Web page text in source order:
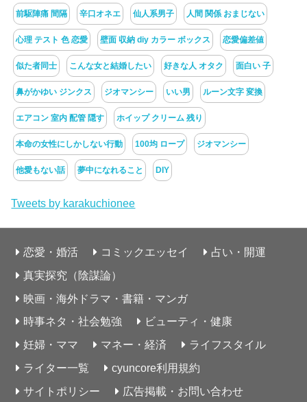
前駆陣痛 間隔 辛口オネエ 仙人系男子 人間 関係 おまじない
心理 テスト 色 恋愛 壁面 収納 diy カラー ボックス 恋愛偏差値
似た者同士 こんな女と結婚したい 好きな人 オタク 面白い 子
鼻がかゆい ジンクス ジオマンシー いい男 ルーン文字 変換
エアコン 室内 配管 隠す ホイップ クリーム 残り
本命の女性にしかしない行動 100均 ロープ ジオマンシー
他愛もない話 夢中になれること DIY
Tweets by karakuchionee
恋愛・婚活 コミックエッセイ
占い・開運
真実探究（陰謀論）
映画・海外ドラマ・書籍・マンガ
時事ネタ・社会勉強
ビューティ・健康
妊婦・ママ
マネー・経済
ライフスタイル
ライター一覧
cyuncore利用規約
サイトポリシー
広告掲載・お問い合わせ